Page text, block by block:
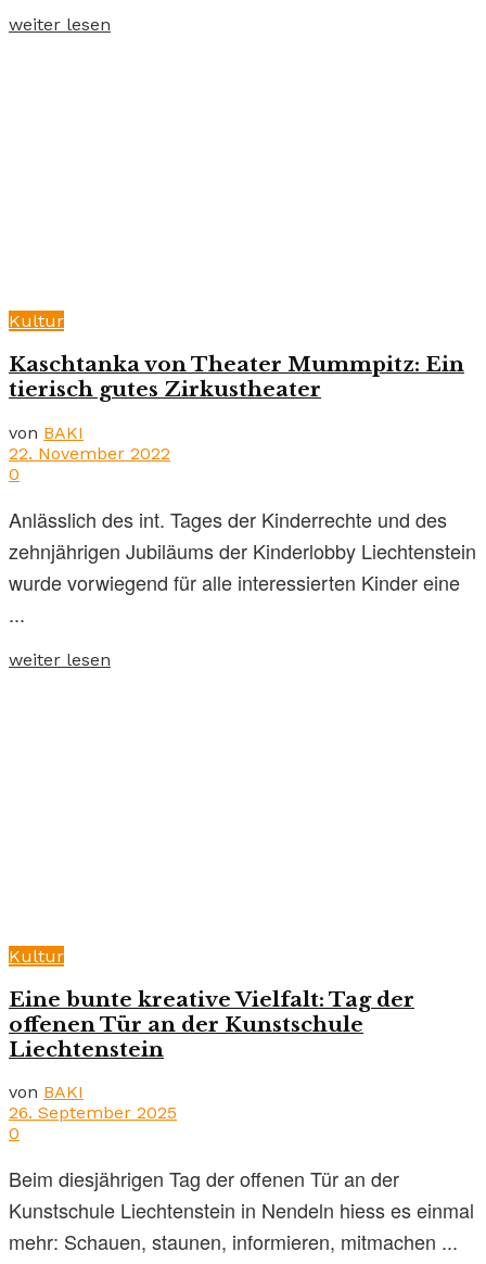
weiter lesen
Kultur
Kaschtanka von Theater Mummpitz: Ein
tierisch gutes Zirkustheater
von BAKI
22. November 2022
0
Anlässlich des int. Tages der Kinderrechte und des
zehnjährigen Jubiläums der Kinderlobby Liechtenstein
wurde vorwiegend für alle interessierten Kinder eine
...
weiter lesen
Kultur
Eine bunte kreative Vielfalt: Tag der
offenen Tür an der Kunstschule
Liechtenstein
von BAKI
26. September 2025
0
Beim diesjährigen Tag der offenen Tür an der
Kunstschule Liechtenstein in Nendeln hiess es einmal
mehr: Schauen, staunen, informieren, mitmachen ...